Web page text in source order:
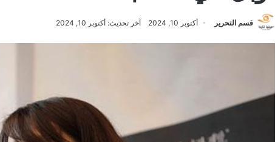
قسم التحرير أكتوبر 10, 2024 آخر تحديث: أكتوبر 10, 2024